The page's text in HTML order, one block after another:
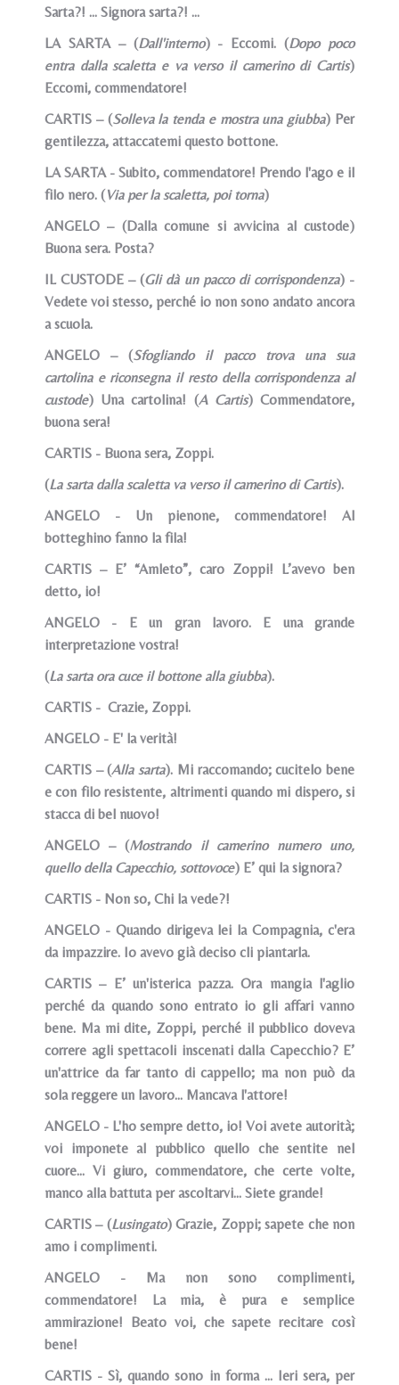
Sarta?! ... Signora sarta?! ...
LA SARTA – (Dall'interno) - Eccomi. (Dopo poco
entra dalla scaletta e va verso il camerino di Cartis)
Eccomi, commendatore!
CARTIS – (Solleva la tenda e mostra una giubba) Per
gentilezza, attaccatemi questo bottone.
LA SARTA - Subito, commendatore! Prendo l'ago e il
filo nero. (Via per la scaletta, poi torna)
ANGELO – (Dalla comune si avvicina al custode)
Buona sera. Posta?
IL CUSTODE – (Gli dà un pacco di corrispondenza) -
Vedete voi stesso, perché io non sono andato ancora
a scuola.
ANGELO – (Sfogliando il pacco trova una sua
cartolina e riconsegna il resto della corrispondenza al
custode) Una cartolina! (A Cartis) Commendatore,
buona sera!
CARTIS - Buona sera, Zoppi.
(La sarta dalla scaletta va verso il camerino di Cartis).
ANGELO - Un pienone, commendatore! Al
botteghino fanno la fila!
CARTIS – E’ “Amleto”, caro Zoppi! L’avevo ben
detto, io!
ANGELO - E un gran lavoro. E una grande
interpretazione vostra!
(La sarta ora cuce il bottone alla giubba).
CARTIS - Crazie, Zoppi.
ANGELO - E' la verità!
CARTIS – (Alla sarta). Mi raccomando; cucitelo bene
e con filo resistente, altrimenti quando mi dispero, si
stacca di bel nuovo!
ANGELO – (Mostrando il camerino numero uno,
quello della Capecchio, sottovoce) E’ qui la signora?
CARTIS - Non so, Chi la vede?!
ANGELO - Quando dirigeva lei la Compagnia, c'era
da impazzire. Io avevo già deciso cli piantarla.
CARTIS – E’ un'isterica pazza. Ora mangia l'aglio
perché da quando sono entrato io gli affari vanno
bene. Ma mi dite, Zoppi, perché il pubblico doveva
correre agli spettacoli inscenati dalla Capecchio? E’
un'attrice da far tanto di cappello; ma non può da
sola reggere un lavoro... Mancava l'attore!
ANGELO - L'ho sempre detto, io! Voi avete autorità;
voi imponete al pubblico quello che sentite nel
cuore... Vi giuro, commendatore, che certe volte,
manco alla battuta per ascoltarvi... Siete grande!
CARTIS – (Lusingato) Grazie, Zoppi; sapete che non
amo i complimenti.
ANGELO - Ma non sono complimenti,
commendatore! La mia, è pura e semplice
ammirazione! Beato voi, che sapete recitare così
bene!
CARTIS - Sì, quando sono in forma … Ieri sera, per